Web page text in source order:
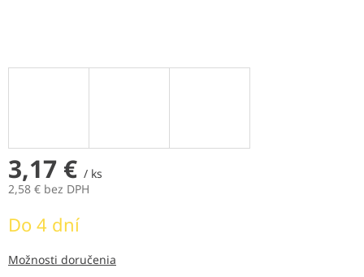
3,17 € / ks
2,58 € bez DPH
cena:
Do 4 dní
Možnosti doručenia